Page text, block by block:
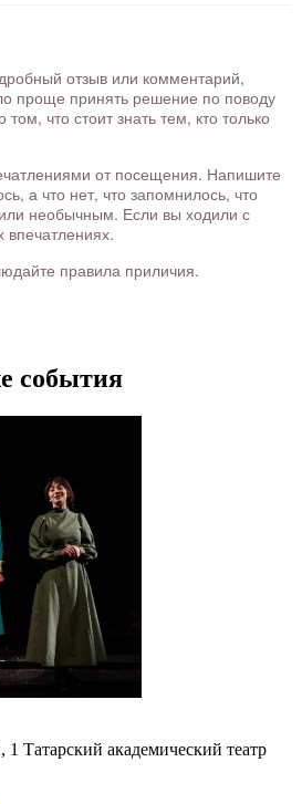
отзыв или комментарий,
проще принять решение по поводу
что стоит знать тем, кто только
от посещения. Напишите
а что нет, что запомнилось, что
необычным. Если вы ходили с
впечатлениях.
правила приличия.
события
1 Татарский академический театр